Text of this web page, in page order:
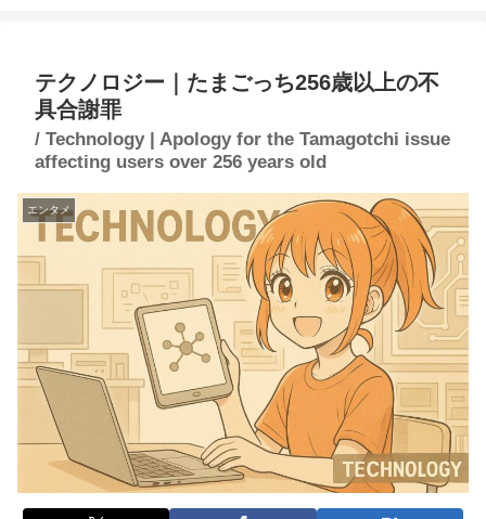
テクノロジー｜たまごっち256歳以上の不
具合謝罪
/ Technology | Apology for the Tamagotchi issue
affecting users over 256 years old
エンタメ